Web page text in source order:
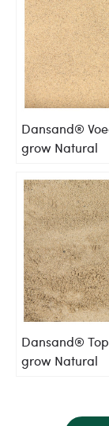
Dansand®
grow Natural
Dansand®
grow Natural